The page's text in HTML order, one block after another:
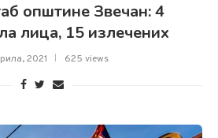
општине Звечан: 4
лица, 15 излечених
2021 625 views